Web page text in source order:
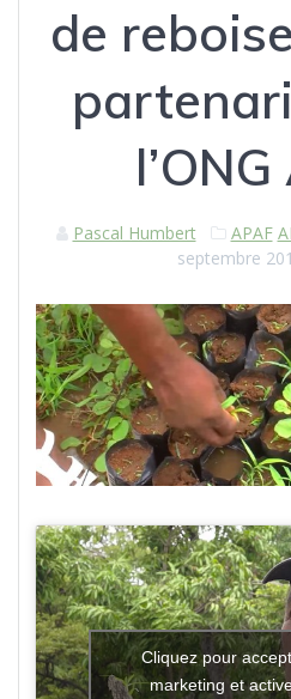
de
Pascal Humbert APAF
septembre
Cliquez pour
marketing et